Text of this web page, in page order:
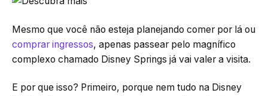
Mesmo que você não esteja planejando comer por lá ou
comprar ingressos, apenas passear pelo magnífico
complexo chamado Disney Springs já vai valer a visita.
E por que isso? Primeiro, porque nem tudo na Disney